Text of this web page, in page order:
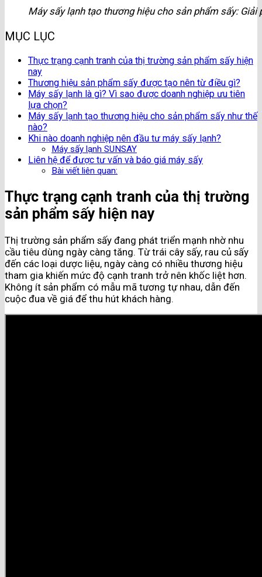
Máy sấy lạnh tạo thương hiệu cho sản phẩm sấy:
MỤC LỤC
Thực trạng cạnh tranh của thị trường sản phẩm sấy hiện
nay
Thương hiệu sản phẩm sấy được tạo nên từ điều gì?
Máy sấy lạnh là gì? Vì sao được doanh nghiệp ưu tiên
lựa chọn?
Máy sấy lạnh tạo thương hiệu cho sản phẩm sấy như thế
nào?
Khi nào doanh nghiệp nên đầu tư máy sấy lạnh?
Máy sấy lạnh SUNSAY
Liên hệ để được tư vấn và báo giá máy sấy
Bài viết liên quan:
Thực trạng cạnh tranh của thị trường
sản phẩm sấy hiện nay
Thị trường sản phẩm sấy đang phát triển mạnh nhờ nhu
cầu tiêu dùng ngày càng tăng. Từ trái cây sấy, rau củ sấy
đến các loại dược liệu, ngày càng có nhiều thương hiệu
tham gia khiến mức độ cạnh tranh trở nên khốc liệt hơn.
Không ít sản phẩm có mẫu mã tương tự nhau, dẫn đến
cuộc đua về giá để thu hút khách hàng.